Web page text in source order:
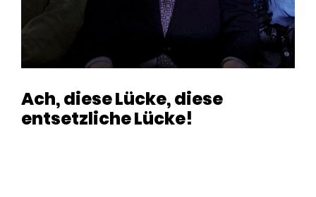
Ach, diese Lücke, diese
entsetzliche Lücke!